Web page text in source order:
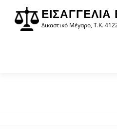
περιεχόμενο
Προχωρήστε
περιεχόμενο Δικαστικό Μέγαρο, Τ.Κ.